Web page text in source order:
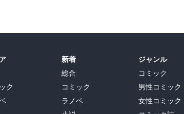
ク
新着
総合
コミック
ラノベ
ジャンル
コミック
男性コミック
女性コミック